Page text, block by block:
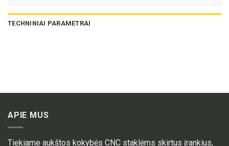
TECHNINIAI PARAMETRAI
APIE MUS
Tiekiame aukštos kokybės CNC staklėms skirtus įrankius,